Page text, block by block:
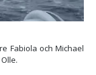
Fabiola och Michael